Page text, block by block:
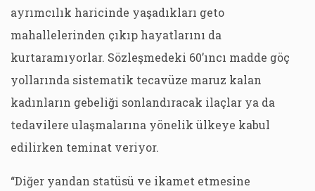
ayrımcılık haricinde yaşadıkları geto
mahallelerinden çıkıp hayatlarını da
kurtaramıyorlar. Sözleşmedeki 60’ıncı madde göç
yollarında sistematik tecavüze maruz kalan
kadınların gebeliği sonlandıracak ilaçlar ya da
tedavilere ulaşmalarına yönelik ülkeye kabul
edilirken teminat veriyor.
“Diğer yandan statüsü ve ikamet etmesine